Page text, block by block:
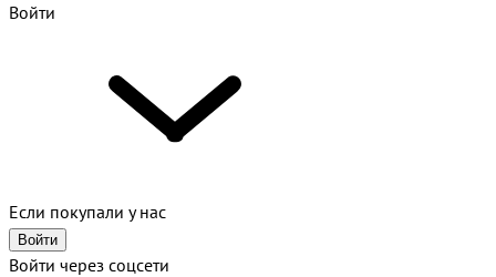
Войти
Если покупали у нас
Войти
Войти через соцсети